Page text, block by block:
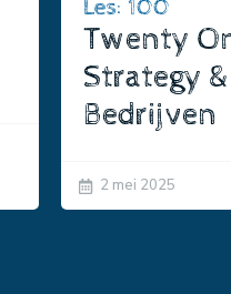
Les: 100
Twenty
Strategy
Bedrijven
2 mei 2025